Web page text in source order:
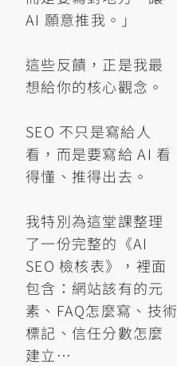
AI 願意推我。」
這些反饋，正是我最
想給你的核心觀念。
SEO 不只是寫給人
看，而是要寫給 AI 看
得懂、推得出去。
我特別為這堂課整理
了一份完整的《AI
SEO 檢核表》，裡面
包含：網站該有的元
素、FAQ怎麼寫、技術
標記、信任分數怎麼
建立…